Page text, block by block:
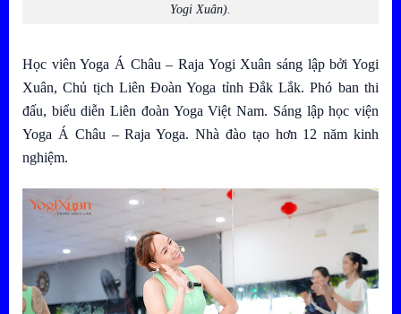
Yogi Xuân).
Học viên Yoga Á Châu – Raja Yogi Xuân sáng lập bởi Yogi
Xuân,Chủ tịch Liên Đoàn Yoga tỉnh Đắk Lắk. Phó ban thi
đấu, biểu diễn Liên đoàn Yoga Việt Nam. Sáng lập học viện
Yoga Á Châu – Raja Yoga. Nhà đào tạo hơn 12 năm kinh
nghiệm.